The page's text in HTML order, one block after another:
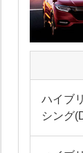
ハイブ
シング